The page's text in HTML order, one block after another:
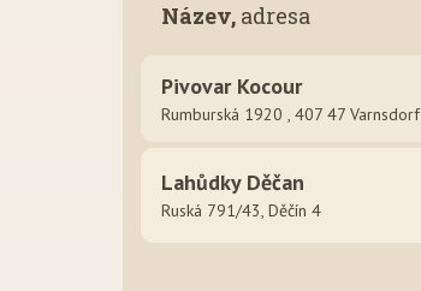
Název, adresa
Pivovar Kocour
Rumburská 1920 , 407 47 Varnsdorf
Lahůdky Děčan
Ruská 791/43, Děčín 4